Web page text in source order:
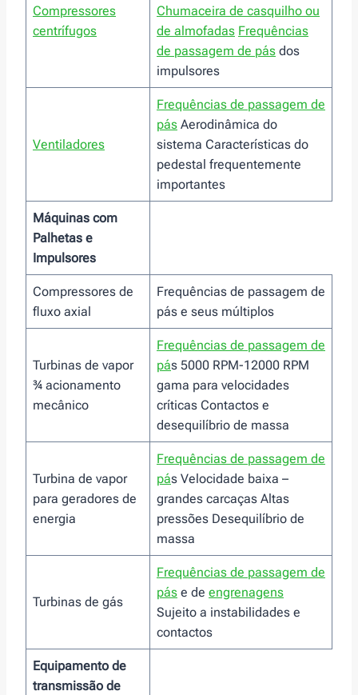
Compressores
centrífugos
Chumaceira de casquilho ou
de almofadas Frequências
de passagem de pás dos
impulsores
Ventiladores
Frequências de passagem de
pás Aerodinâmica do
sistema Características do
pedestal frequentemente
importantes
Máquinas com
Palhetas e
Impulsores
Compressores de
fluxo axial
Frequências de passagem de
pás e seus múltiplos
Turbinas de vapor
¾ acionamento
mecânico
Frequências de passagem de
pás 5000 RPM-12000 RPM
gama para velocidades
críticas Contactos e
desequilíbrio de massa
Turbina de vapor
para geradores de
energia
Frequências de passagem de
pás Velocidade baixa –
grandes carcaças Altas
pressões Desequilíbrio de
massa
Turbinas de gás
Frequências de passagem de
pás e de engrenagens
Sujeito a instabilidades e
contactos
Equipamento de
transmissão de